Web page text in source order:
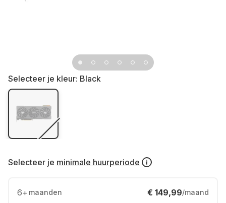
Selecteer je kleur: Black
Selecteer je minimale huurperiode
6+ maanden € 149,99/maand